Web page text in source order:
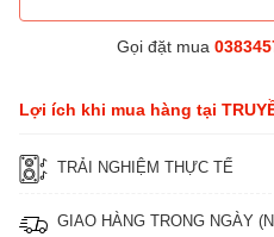
Gọi đặt mua
Lợi ích khi mua hàng tại
TRẢI NGHIỆM THỰC TẾ
GIAO HÀNG TRONG NGÀY